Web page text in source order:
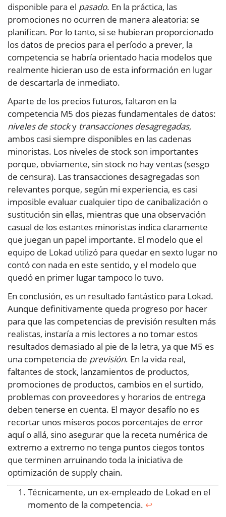
disponible para el pasado. En la práctica, las
promociones no ocurren de manera aleatoria: se
planifican. Por lo tanto, si se hubieran proporcionado
los datos de precios para el período a prever, la
competencia se habría orientado hacia modelos que
realmente hicieran uso de esta información en lugar
de descartarla de inmediato.
Aparte de los precios futuros, faltaron en la
competencia M5 dos piezas fundamentales de datos:
niveles de stocky transacciones desagregadas,
ambos casi siempre disponibles en las cadenas
minoristas. Los niveles de stock son importantes
porque, obviamente, sin stock no hay ventas (sesgo
de censura). Las transacciones desagregadas son
relevantes porque, según mi experiencia, es casi
imposible evaluar cualquier tipo de canibalización o
sustitución sin ellas, mientras que una observación
casual de los estantes minoristas indica claramente
que juegan un papel importante. El modelo que el
equipo de Lokad utilizó para quedar en sexto lugar no
contó con nada en este sentido, y el modelo que
quedó en primer lugar tampoco lo tuvo.
En conclusión, es un resultado fantástico para Lokad.
Aunque definitivamente queda progreso por hacer
para que las competencias de previsión resulten más
realistas, instaría a mis lectores a no tomar estos
resultados demasiado al pie de la letra, ya que M5 es
una competencia de previsión. En la vida real,
faltantes de stock, lanzamientos de productos,
promociones de productos, cambios en el surtido,
problemas con proveedores y horarios de entrega
deben tenerse en cuenta. El mayor desafío no es
recortar unos míseros pocos porcentajes de error
aquí o allá, sino asegurar que la receta numérica de
extremo a extremo no tenga puntos ciegos tontos
que terminen arruinando toda la iniciativa de
optimización de supply chain.
Técnicamente, un ex-empleado de Lokad en el
momento de la competencia. ↩︎